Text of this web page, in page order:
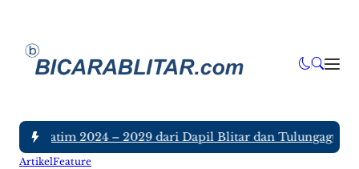
Jatim 2024 – 2029 dari Dapil Blitar dan Tulungagung,
ArtikelFeature